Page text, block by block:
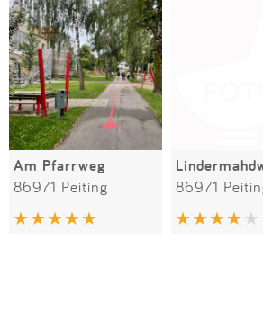
Am Pfarrweg
86971 Peiting 86971